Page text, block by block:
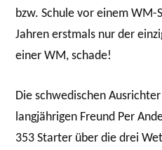
bzw. Schule vor einem
Jahren erstmals nur der
einer WM, schade!
Die schwedischen
langjährigen Freund Per
353 Starter über die drei